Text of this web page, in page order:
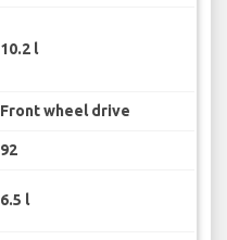
10.2 l
Front wheel drive
92
6.5 l